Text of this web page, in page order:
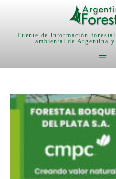
Fuente de información
ambiental de Argentina